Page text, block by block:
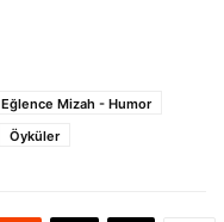
Eğlence Mizah - Humor
Öyküler